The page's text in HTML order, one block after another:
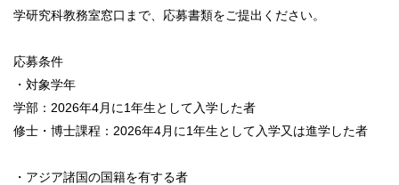
学研究科教務室窓口まで、応募書類をご提出ください。
応募条件
・対象学年
学部：2026年4月に1年生として入学した者
修士・博士課程：2026年4月に1年生として入学又は進学した者
・アジア諸国の国籍を有する者